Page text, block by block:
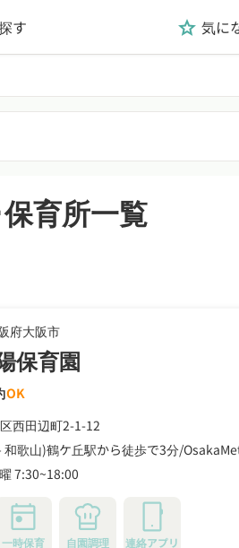
す grade 気に
育所一覧
府大阪市
保育園
OK
西田辺町2-1-12
和歌山)鶴ケ丘駅から徒歩で3分
7:30~18:00
一時保育 自園調理 連絡アプリ